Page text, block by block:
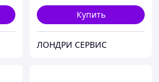
Купить
ЛОНДРИ СЕРВИС